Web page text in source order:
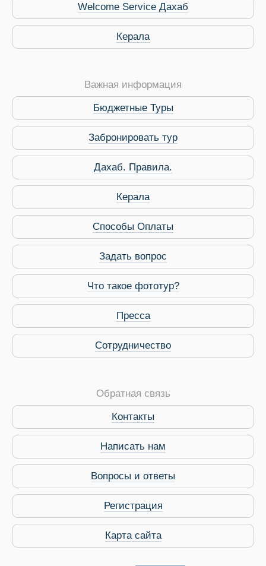
Service Дахаб
Виза в Индию
Welcome Service Дахаб
Керала
Важная информация
Бюджетные Туры
Забронировать тур
Дахаб. Правила.
Керала
Способы Оплаты
Задать вопрос
Что такое фототур?
Пресса
Сотрудничество
Обратная связь
Контакты
Написать нам
Вопросы и ответы
Регистрация
Карта сайта